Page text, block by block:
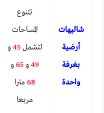
شاليهات
أرضية
بغرفة
واحدة
تتنوع
المساحات
لتشمل45 و
49و 65و
68مترا
مربعا